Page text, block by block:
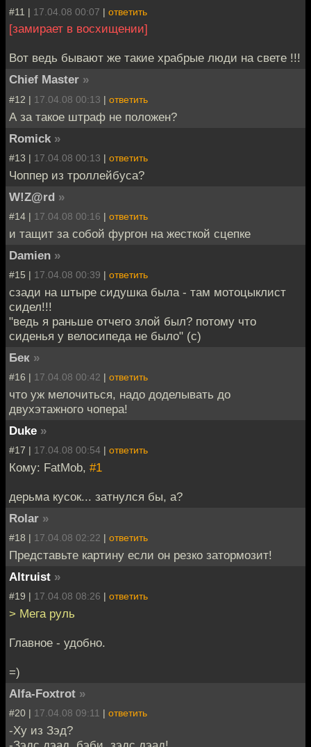
#11 | 17.04.08 00:07 | ответить
[замирает в восхищении]
Вот ведь бывают же такие храбрые люди на свете !!!
Chief Master »
#12 | 17.04.08 00:13 | ответить
А за такое штраф не положен?
Romick »
#13 | 17.04.08 00:13 | ответить
Чоппер из троллейбуса?
W!Z@rd »
#14 | 17.04.08 00:16 | ответить
и тащит за собой фургон на жесткой сцепке
Damien »
#15 | 17.04.08 00:39 | ответить
сзади на штыре сидушка была - там мотоцыклист
сидел!!!
"ведь я раньше отчего злой был? потому что
сиденья у велосипеда не было" (с)
Бек »
#16 | 17.04.08 00:42 | ответить
что уж мелочиться, надо доделывать до
двухэтажного чопера!
Duke »
#17 | 17.04.08 00:54 | ответить
Кому: FatMob, #1
дерьма кусок... затнулся бы, а?
Rolar »
#18 | 17.04.08 02:22 | ответить
Представьте картину если он резко затормозит!
Altruist »
#19 | 17.04.08 08:26 | ответить
> Мега руль
Главное - удобно.
=)
Alfa-Foxtrot »
#20 | 17.04.08 09:11 | ответить
-Ху из Зэд?